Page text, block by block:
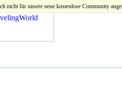
nicht für unsere neue kostenlose Community